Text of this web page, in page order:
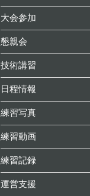
大会参加
懇親会
技術講習
日程情報
練習写真
練習動画
練習記録
運営支援